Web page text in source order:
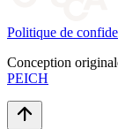
Politique de
Conception
PEICH